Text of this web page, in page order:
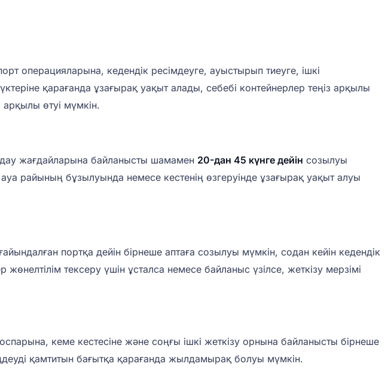
операцияларына, кедендік ресімдеуге, ауыстырып тиеуге, ішкі
қарағанда ұзағырақ уақыт алады, себебі контейнерлер теңіз арқылы
өтуі мүмкін.
жағдайларына байланысты шамамен 20-дан 45 күнге дейін созылуы
райының бұзылуында немесе кестенің өзгеруінде ұзағырақ уақыт алуы
портқа дейін бірнеше аптаға созылуы мүмкін, содан кейін кедендік
тексеру үшін ұсталса немесе байланыс үзілсе, жеткізу мерзімі
кеме кестесіне және соңғы ішкі жеткізу орнына байланысты бірнеше
қамтитын бағытқа қарағанда жылдамырақ болуы мүмкін.